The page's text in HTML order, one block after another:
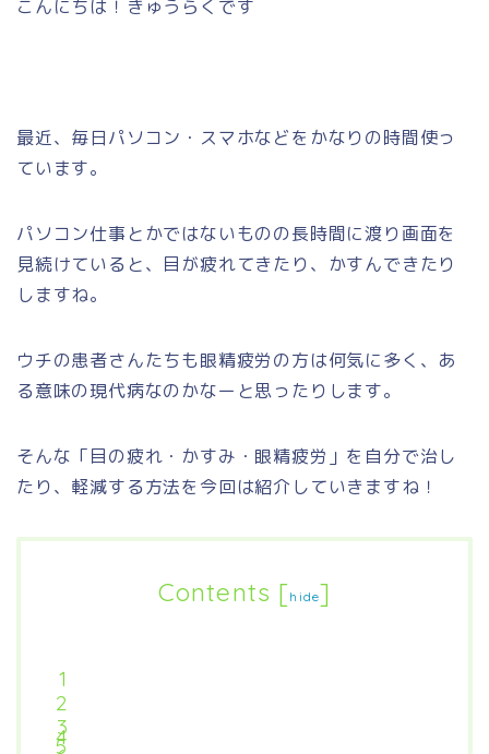
こんにちは！きゅうらくです
最近、毎日パソコン・スマホなどをかなりの時間使っ
ています。
パソコン仕事とかではないものの長時間に渡り画面を
見続けていると、目が疲れてきたり、かすんできたり
しますね。
ウチの患者さんたちも眼精疲労の方は何気に多く、あ
る意味の現代病なのかなーと思ったりします。
そんな「目の疲れ・かすみ・眼精疲労」を自分で治し
たり、軽減する方法を今回は紹介していきますね！
Contents [hide]